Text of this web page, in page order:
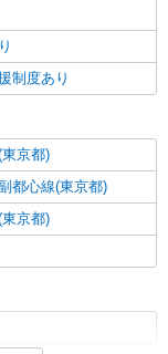
制度あり
京都)
都心線(東京都)
京都)